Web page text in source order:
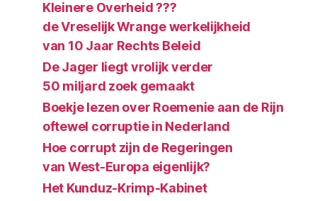
Kleinere Overheid ???
de Vreselijk Wrange werkelijkheid
van 10 Jaar Rechts Beleid
De Jager liegt vrolijk verder
50 miljard zoek gemaakt
Boekje lezen over Roemenie aan de Rijn
oftewel corruptie in Nederland
Hoe corrupt zijn de Regeringen
van West-Europa eigenlijk?
Het Kunduz-Krimp-Kabinet